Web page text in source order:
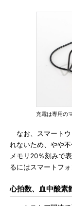
充電は専用の
なお、スマートウ
れないため、やや
メモリ20％刻みで
るにはスマートフ
心拍数、血中酸素